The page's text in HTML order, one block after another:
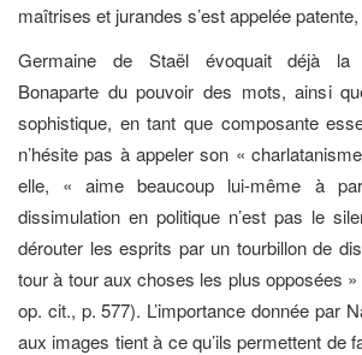
maîtrises et jurandes s’est appelée
Germaine de Staël évoquait déjà la
Bonaparte du pouvoir des mots, ainsi
sophistique, en tant que composante
n’hésite pas à appeler son «
elle, « aime beaucoup lui-même à
dissimulation en politique n’est pas le
dérouter les esprits par un tourbillon de
tour à tour aux choses les plus opposées
op. cit., p. 577). L’importance donnée par
aux images tient à ce qu’ils permettent de